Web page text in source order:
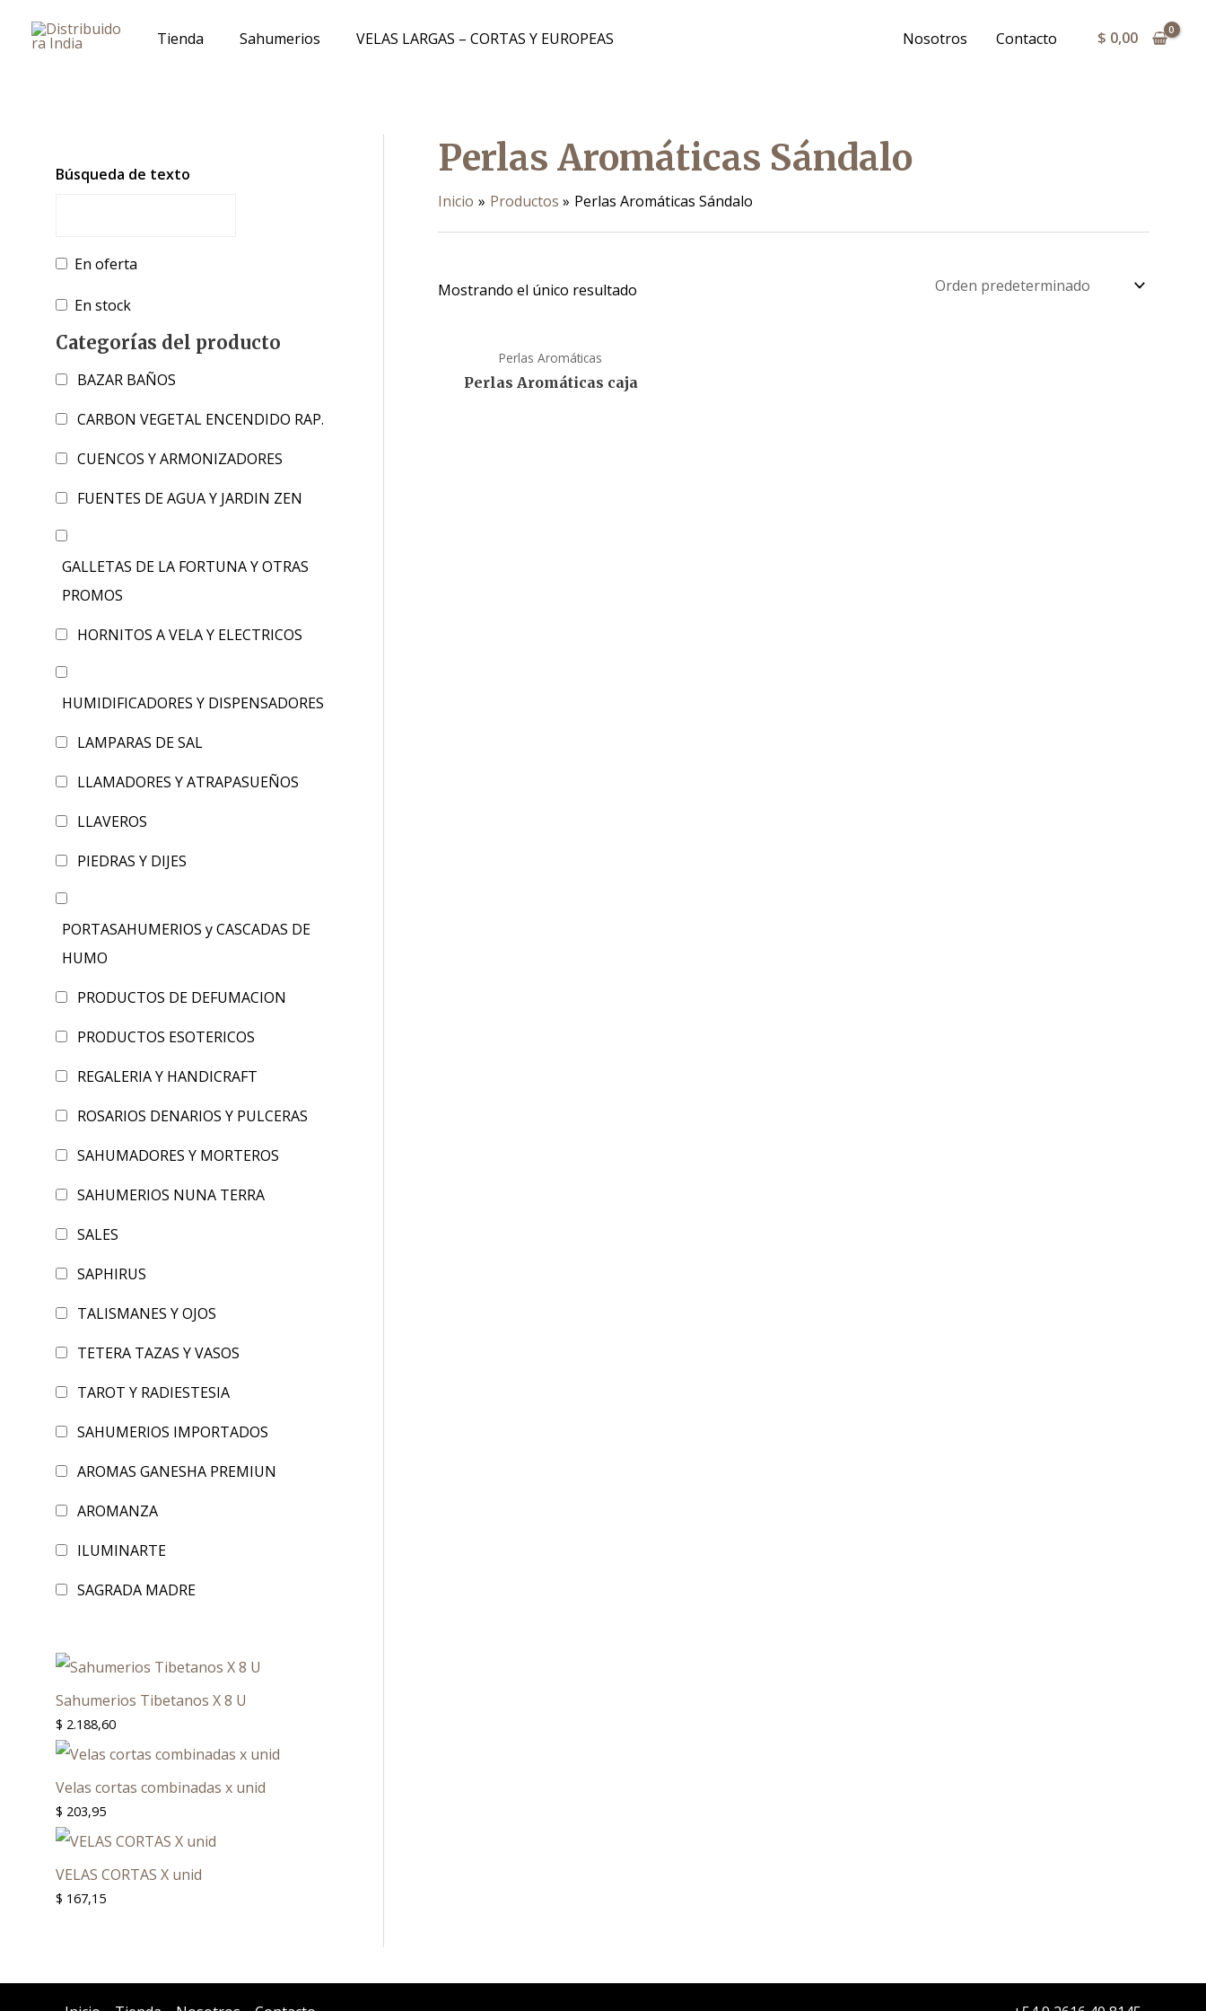
contenido
Tienda Sahumerios VELAS LARGAS – CORTAS Y EUROPEAS Nosotros Contacto $ 0,00
Búsqueda de texto
En oferta
En stock
Categorías del producto
BAZAR BAÑOS
CARBON VEGETAL ENCENDIDO RAP.
CUENCOS Y ARMONIZADORES
FUENTES DE AGUA Y JARDIN ZEN
GALLETAS DE LA FORTUNA Y OTRAS
PROMOS
HORNITOS A VELA Y ELECTRICOS
HUMIDIFICADORES Y DISPENSADORES
LAMPARAS DE SAL
LLAMADORES Y ATRAPASUEÑOS
LLAVEROS
PIEDRAS Y DIJES
PORTASAHUMERIOS y CASCADAS DE
HUMO
PRODUCTOS DE DEFUMACION
PRODUCTOS ESOTERICOS
REGALERIA Y HANDICRAFT
ROSARIOS DENARIOS Y PULCERAS
SAHUMADORES Y MORTEROS
SAHUMERIOS NUNA TERRA
SALES
SAPHIRUS
TALISMANES Y OJOS
TETERA TAZAS Y VASOS
TAROT Y RADIESTESIA
SAHUMERIOS IMPORTADOS
AROMAS GANESHA PREMIUN
AROMANZA
ILUMINARTE
SAGRADA MADRE
Sahumerios Tibetanos X 8 U
$ 2.188,60
Velas cortas combinadas x unid
$ 203,95
VELAS CORTAS X unid
$ 167,15
Perlas Aromáticas Sándalo
Inicio Productos Perlas Aromáticas Sándalo
Mostrando el único resultado
Perlas Aromáticas
Perlas Aromáticas caja